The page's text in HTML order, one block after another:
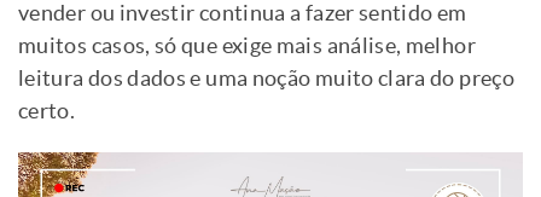
vender ou investir continua a fazer sentido em
muitos casos, só que exige mais análise, melhor
leitura dos dados e uma noção muito clara do preço
certo.